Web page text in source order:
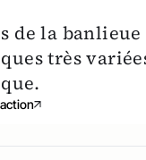
de la
très